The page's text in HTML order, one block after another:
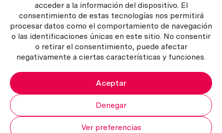
acceder a la información del dispositivo. El
consentimiento de estas tecnologías nos permitirá
procesar datos como el comportamiento de navegación
o las identificaciones únicas en este sitio. No consentir
o retirar el consentimiento, puede afectar
negativamente a ciertas características y funciones.
Aceptar
Denegar
Ver preferencias
Atención al cliente
Contactar
Manual del vendedor
Política del servicio
Política de Cookies
Copyright ©2026 Curiosum S.L. Todos los derechos reservados.